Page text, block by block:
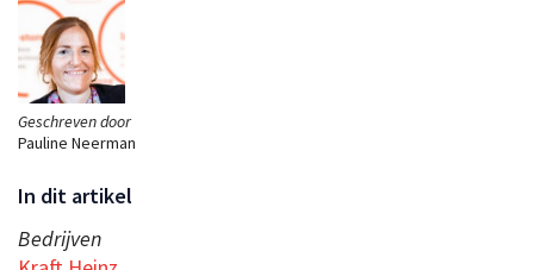
Geschreven door
Pauline Neerman
In dit artikel
Bedrijven